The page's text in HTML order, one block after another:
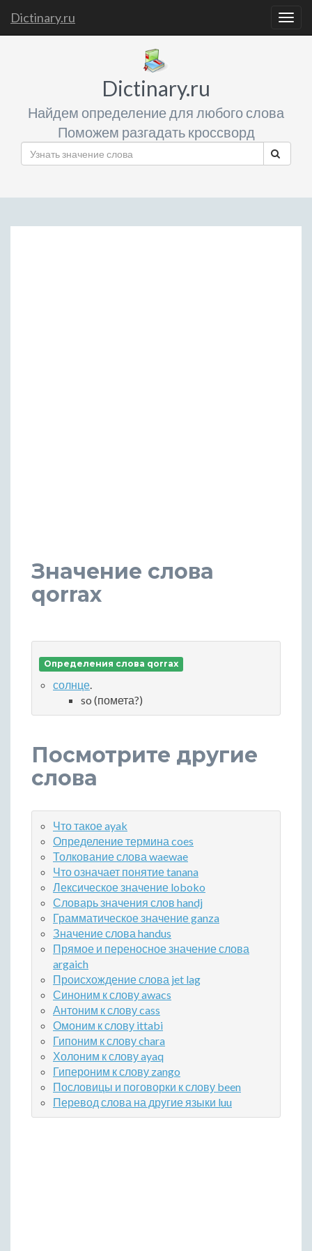
Dictinary.ru
Dictinary.ru
Найдем определение для любого слова
Поможем разгадать кроссворд
Значение слова
qorrax
Определения слова qorrax
солнце.
so (помета?)
Посмотрите другие
слова
Что такое ayak
Определение термина coes
Толкование слова waewae
Что означает понятие tanana
Лексическое значение loboko
Словарь значения слов handj
Грамматическое значение ganza
Значение слова handus
Прямое и переносное значение слова
argaich
Происхождение слова jet lag
Синоним к слову awacs
Антоним к слову cass
Омоним к слову ittabi
Гипоним к слову chara
Холоним к слову ayaq
Гипероним к слову zango
Пословицы и поговорки к слову been
Перевод слова на другие языки luu